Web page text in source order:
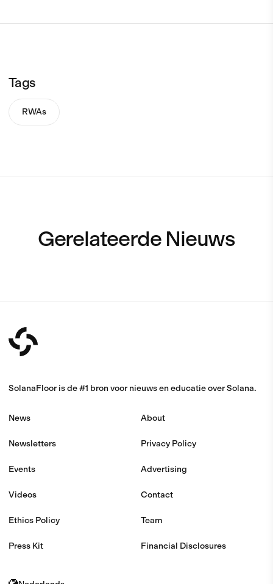
Tags
RWAs
Gerelateerde Nieuws
SolanaFloor is de #1 bron voor nieuws en educatie over Solana.
News
Newsletters
Events
Videos
Ethics Policy
Press Kit
About
Privacy Policy
Advertising
Contact
Team
Financial Disclosures